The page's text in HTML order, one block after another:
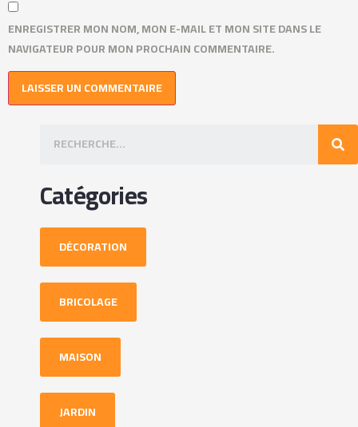
ENREGISTRER MON NOM, MON E-MAIL ET MON SITE DANS LE
NAVIGATEUR POUR MON PROCHAIN COMMENTAIRE.
Catégories
DÉCORATION
BRICOLAGE
MAISON
JARDIN